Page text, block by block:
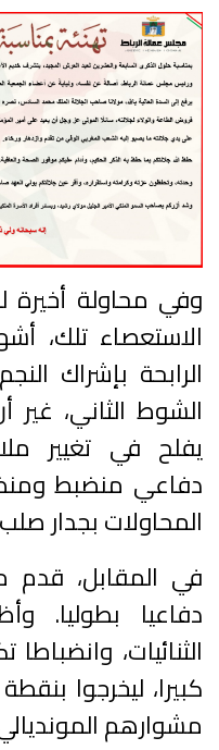
وفي محاولة أخيرة
الاستعصاء تلك،
الرابحة بإشراك
الشوط الثاني،
يفلح في تغيير
دفاعي منضبط
المحاولات بجدار
في المقابل، قدم
دفاعيا بطوليا.
الثنائيات،
كبيرا، ليخرجوا
مشوارهم